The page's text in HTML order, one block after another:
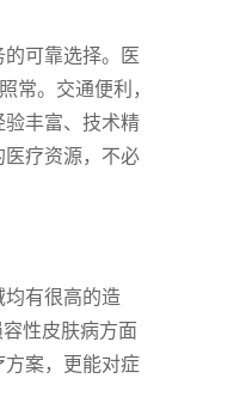
可靠选择。医
常。交通便利，
丰富、技术精
疗资源，不必
均有很高的造
性皮肤病方面
案，更能对症